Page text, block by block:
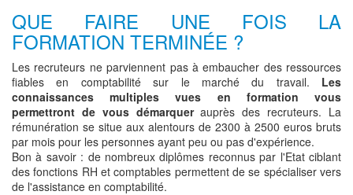
QUE FAIRE UNE FOIS LA
FORMATION TERMINÉE ?
Les recruteurs ne parviennent pas à embaucher des ressources
fiables en comptabilité sur le marché du travail. Les
connaissances multiples vues en formation vous
permettront de vous démarquerauprès des recruteurs. La
rémunération se situe aux alentours de 2300 à 2500 euros bruts
par mois pour les personnes ayant peu ou pas d'expérience.
Bon à savoir : de nombreux diplômes reconnus par l'Etat ciblant
des fonctions RH et comptables permettent de se spécialiser vers
de l'assistance en comptabilité.